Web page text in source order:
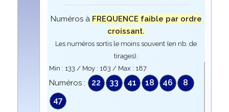
Numéros à FREQUENCE faible par ordre
croissant.
Les numéros sortis le moins souvent (en nb. de
tirages).
Min : 133 / Moy : 163 / Max : 187
Numéros : 22 33 41 18 46
8
47